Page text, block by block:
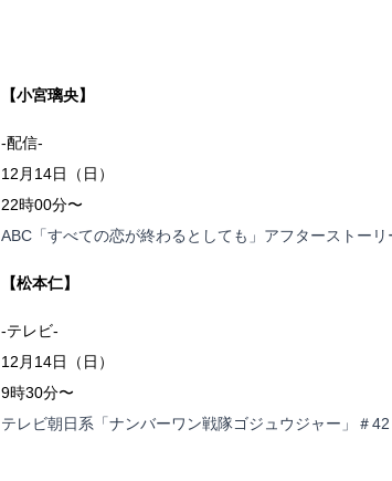
【小宮璃央】
-配信-
12月14日（日）
22時00分〜
ABC「すべての恋が終わるとしても」アフターストーリ
【松本仁】
-テレビ-
12月14日（日）
9時30分〜
テレビ朝日系「ナンバーワン戦隊ゴジュウジャー」＃42